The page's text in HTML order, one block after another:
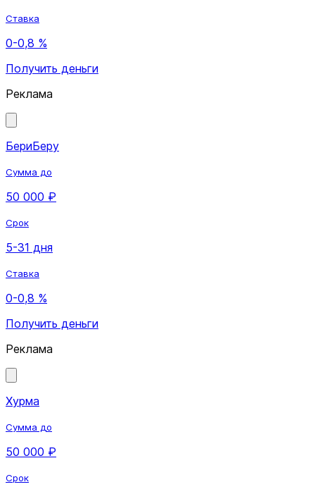
Ставка
0-0,8 %
Получить деньги
Реклама
БериБеру
Сумма до
50 000 ₽
Срок
5-31 дня
Ставка
0-0,8 %
Получить деньги
Реклама
Хурма
Сумма до
50 000 ₽
Срок